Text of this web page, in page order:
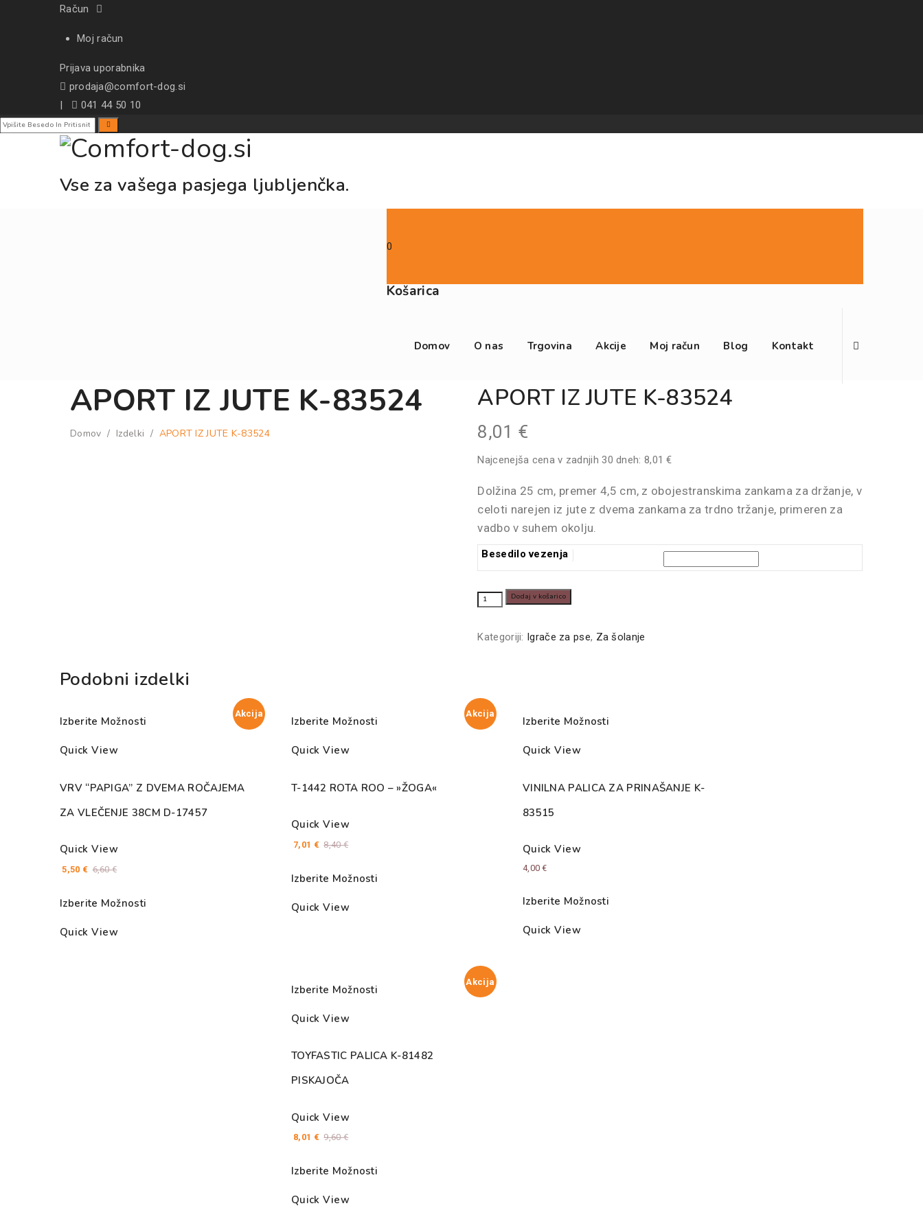
Račun
Moj račun
Prijava uporabnika
prodaja@comfort-dog.si
|
041 44 50 10
Vse za vašega pasjega ljubljenčka.
0
Košarica
Domov O nas Trgovina Akcije Moj račun Blog Kontakt
APORT IZ JUTE K-83524
Domov / Izdelki / APORT IZ JUTE K-83524
APORT IZ JUTE K-83524
8,01 €
Najcenejša cena v zadnjih 30 dneh: 8,01 €
Dolžina 25 cm, premer 4,5 cm, z obojestranskima zankama za držanje, v
celoti narejen iz jute z dvema zankama za trdno tržanje, primeren za
vadbo v suhem okolju.
Besedilo vezenja
APORT
JUTE
Dodaj v košarico
Kategoriji: Igrače za pse, Za šolanje
Podobni izdelki
Izberite Možnosti
Quick View
Akcija
VRV “PAPIGA” Z DVEMA ROČAJEMA
ZA VLEČENJE 38CM D-17457
Quick View
5,50 € 6,60€
Izberite Možnosti
Quick View
Izberite Možnosti
Quick View
Akcija
T-1442 ROTA ROO – »ŽOGA«
Quick View
7,01 € 8,40€
Izberite Možnosti
Quick View
Izberite Možnosti
Quick View
VINILNA PALICA ZA PRINAŠANJE K-
83515
Quick View
4,00€
Izberite Možnosti
Quick View
Izberite Možnosti
Quick View
Akcija
TOYFASTIC PALICA K-81482
PISKAJOČA
Quick View
8,01 € 9,60€
Izberite Možnosti
Quick View